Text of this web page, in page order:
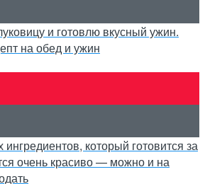
и готовлю вкусный ужин.
на обед и ужин
который готовится за
очень красиво — можно и на